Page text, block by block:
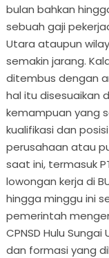
bulan bahkan
sebuah gaji
Utara ataupun
semakin jarang.
ditembus dengan
hal itu disesuaikan
kemampuan yang
kualifikasi dan
perusahaan atau
saat ini, termasuk
lowongan kerja di
hingga minggu ini
pemerintah
CPNSD Hulu
dan formasi yang